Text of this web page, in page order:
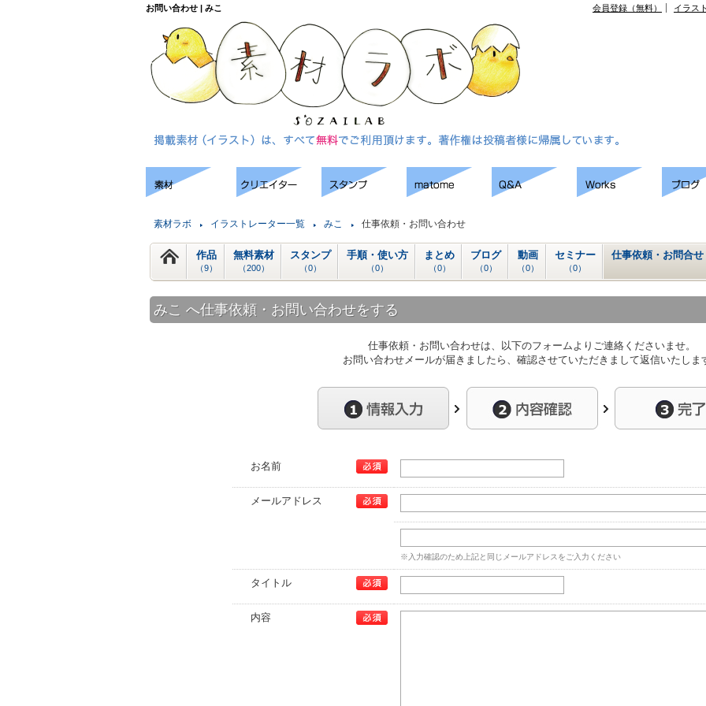
お問い合わせ | みこ 会員登録（無料） イラス
素材ラボ イラストレーター一覧 みこ 仕事依頼・お問い合わせ
作品
（9）
無料素材
（200）
スタンプ
（0）
手順・使い方
（0）
まとめ
（0）
ブログ
（0）
動画
（0）
セミナー
（0）
仕事依頼・お問合せ
みこ へ仕事依頼・お問い合わせをする
仕事依頼・お問い合わせは、以下のフォームよりご連絡くださいませ。
お問い合わせメールが届きましたら、確認させていただきまして返信いたしま
お名前
メールアドレス
※入力確認のため上記と同じメールアドレスをご入力ください
タイトル
内容